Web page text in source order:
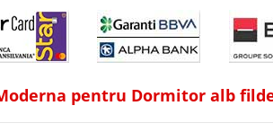
pentru Dormitor alb